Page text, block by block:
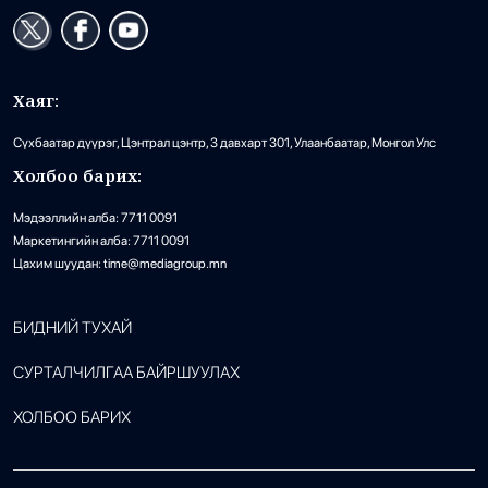
Хаяг:
Сүхбаатар дүүрэг, Цэнтрал цэнтр, 3 давхарт 301, Улаанбаатар, Монгол Улс
Холбоо барих:
Мэдээллийн алба: 7711 0091
Маркетингийн алба: 7711 0091
Цахим шуудан: time@mediagroup.mn
БИДНИЙ ТУХАЙ
СУРТАЛЧИЛГАА БАЙРШУУЛАХ
ХОЛБОО БАРИХ